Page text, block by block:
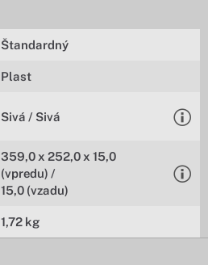
Štandardný
Plast
Sivá / Sivá
359,0 x 252,0 x 15,0
(vpredu) /
15,0 (vzadu)
1,72 kg